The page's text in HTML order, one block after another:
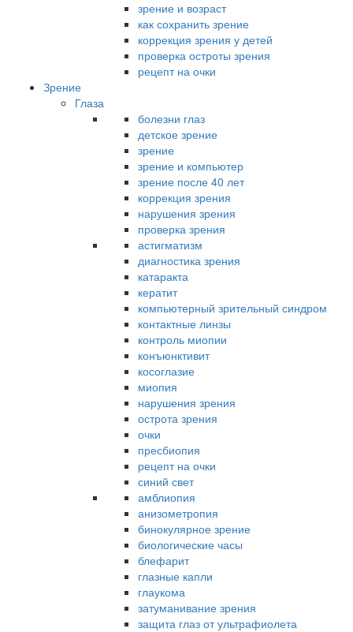
зрение и возраст
как сохранить зрение
коррекция зрения у детей
проверка остроты зрения
рецепт на очки
Зрение
Глаза
болезни глаз
детское зрение
зрение
зрение и компьютер
зрение после 40 лет
коррекция зрения
нарушения зрения
проверка зрения
астигматизм
диагностика зрения
катаракта
кератит
компьютерный зрительный синдром
контактные линзы
контроль миопии
конъюнктивит
косоглазие
миопия
нарушения зрения
острота зрения
очки
пресбиопия
рецепт на очки
синий свет
амблиопия
анизометропия
бинокулярное зрение
биологические часы
блефарит
глазные капли
глаукома
затуманивание зрения
защита глаз от ультрафиолета